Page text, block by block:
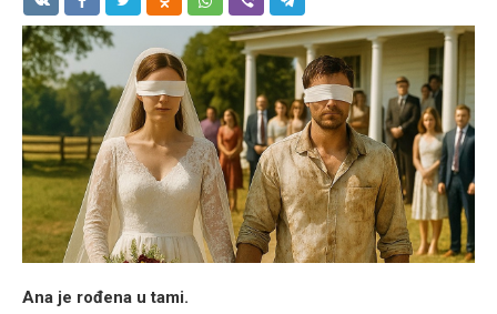
Ana je rođena u tami.